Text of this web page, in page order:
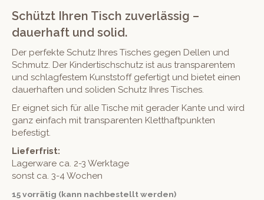
Schützt Ihren Tisch zuverlässig –
dauerhaft und solid.
Der perfekte Schutz Ihres Tisches gegen Dellen und
Schmutz. Der Kindertischschutz ist aus transparentem
und schlagfestem Kunststoff gefertigt und bietet einen
dauerhaften und soliden Schutz Ihres Tisches.
Er eignet sich für alle Tische mit gerader Kante und wird
ganz einfach mit transparenten Kletthaftpunkten
befestigt.
Lieferfrist:
Lagerware ca. 2-3 Werktage
sonst ca. 3-4 Wochen
15 vorrätig (kann nachbestellt werden)